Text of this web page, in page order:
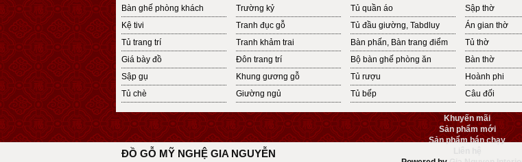
Bàn ghế phòng khách
Kệ tivi
Tủ trang trí
Giá bày đồ
Sập gụ
Tủ chè
Trường kỷ
Tranh đục gỗ
Tranh khảm trai
Đôn trang trí
Khung gương gỗ
Giường ngủ
Tủ quần áo
Tủ đầu giường, Tabdluy
Bàn phấn, Bàn trang điểm
Bộ bàn ghế phòng ăn
Tủ rượu
Tủ bếp
Sập thờ
Án gian thờ
Tủ thờ
Bàn thờ
Hoành phi
Câu đối
Khuyến mãi
Sản phẩm mới
Sản phẩm bán chạy
ĐỒ GỖ MỸ NGHỆ GIA NGUYỄN